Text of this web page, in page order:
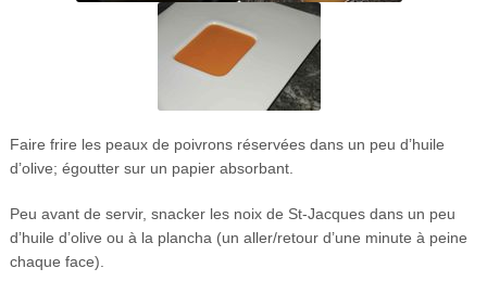
Faire frire les peaux de poivrons réservées dans un peu d’huile
d’olive; égoutter sur un papier absorbant.
Peu avant de servir, snacker les noix de St-Jacques dans un peu
d’huile d’olive ou à la plancha (un aller/retour d’une minute à peine
chaque face).